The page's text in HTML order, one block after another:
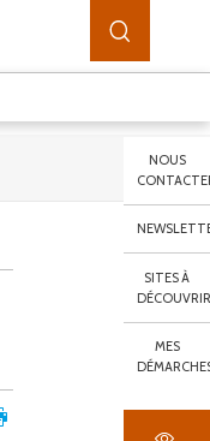
NOUS
SITES À
MES